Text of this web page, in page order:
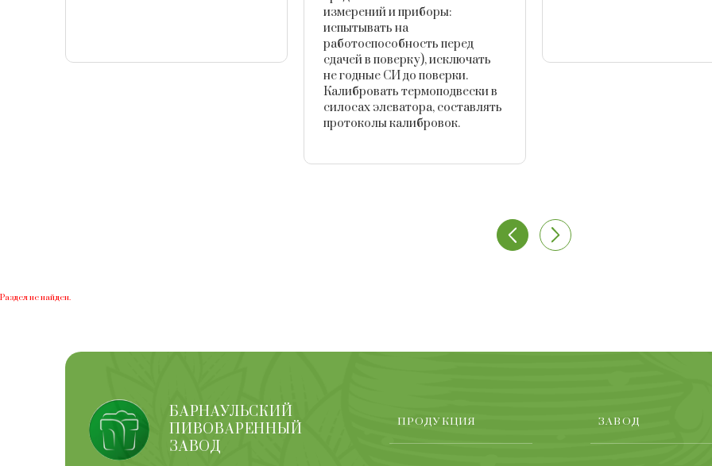
измерений и приборы:
испытывать на
работоспособность перед
сдачей в поверку), исключать
не годные СИ до поверки.
Калибровать термоподвески в
силосах элеватора, составлять
протоколы калибровок.
Раздел не найден.
БАРНАУЛЬСКИЙ
ПИВОВАРЕННЫЙ
ЗАВОД
ПРОДУКЦИЯ ЗАВОД